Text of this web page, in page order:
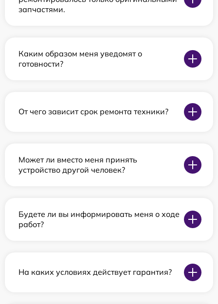
запчастями.
Каким образом меня уведомят о
готовности?
От чего зависит срок ремонта техники?
Может ли вместо меня принять
устройство другой человек?
Будете ли вы информировать меня о ходе
работ?
На каких условиях действует гарантия?